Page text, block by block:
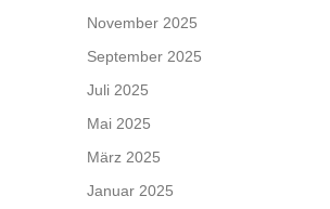
November 2025
September 2025
Juli 2025
Mai 2025
März 2025
Januar 2025